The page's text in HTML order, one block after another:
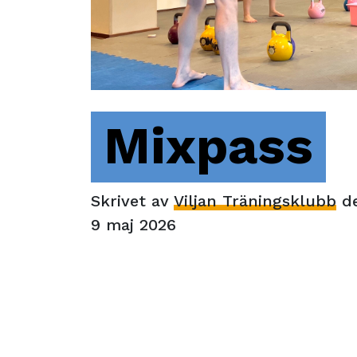
Mixpass
Skrivet av Viljan Träningsklubb
9 maj 2026